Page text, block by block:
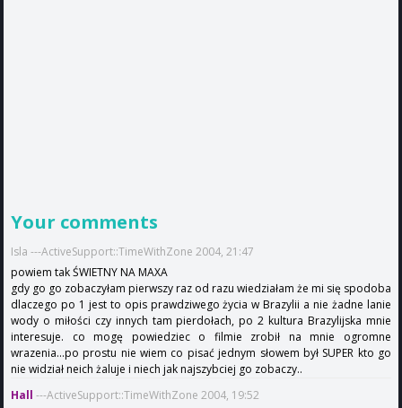
Your comments
Isla ---ActiveSupport::TimeWithZone 2004, 21:47
powiem tak ŚWIETNY NA MAXA
gdy go go zobaczyłam pierwszy raz od razu wiedziałam że mi się spodoba
dlaczego po 1 jest to opis prawdziwego życia w Brazylii a nie żadne lanie
wody o miłości czy innych tam pierdołach, po 2 kultura Brazylijska mnie
interesuje. co mogę powiedziec o filmie zrobił na mnie ogromne
wrazenia...po prostu nie wiem co pisać jednym słowem był SUPER kto go
nie widział neich żaluje i niech jak najszybciej go zobaczy..
Hall ---ActiveSupport::TimeWithZone 2004, 19:52